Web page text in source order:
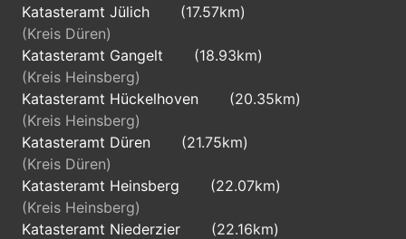
Katasteramt Jülich
(17.57km)
(Kreis Düren)
Katasteramt Gangelt
(18.93km)
(Kreis Heinsberg)
Katasteramt Hückelhoven
(20.35km)
(Kreis Heinsberg)
Katasteramt Düren
(21.75km)
(Kreis Düren)
Katasteramt Heinsberg
(22.07km)
(Kreis Heinsberg)
Katasteramt Niederzier
(22.16km)